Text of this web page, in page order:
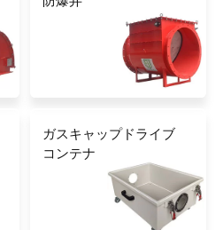
ガスキャップドライブ
コンテナ